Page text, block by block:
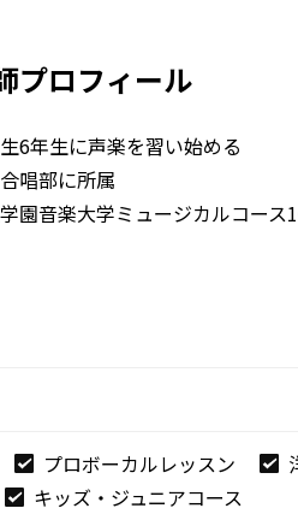
プロフィール
6年生に声楽を習い始める
唱部に所属
園音楽大学ミュージカルコース
プロボーカルレッスン
キッズ・ジュニアコース